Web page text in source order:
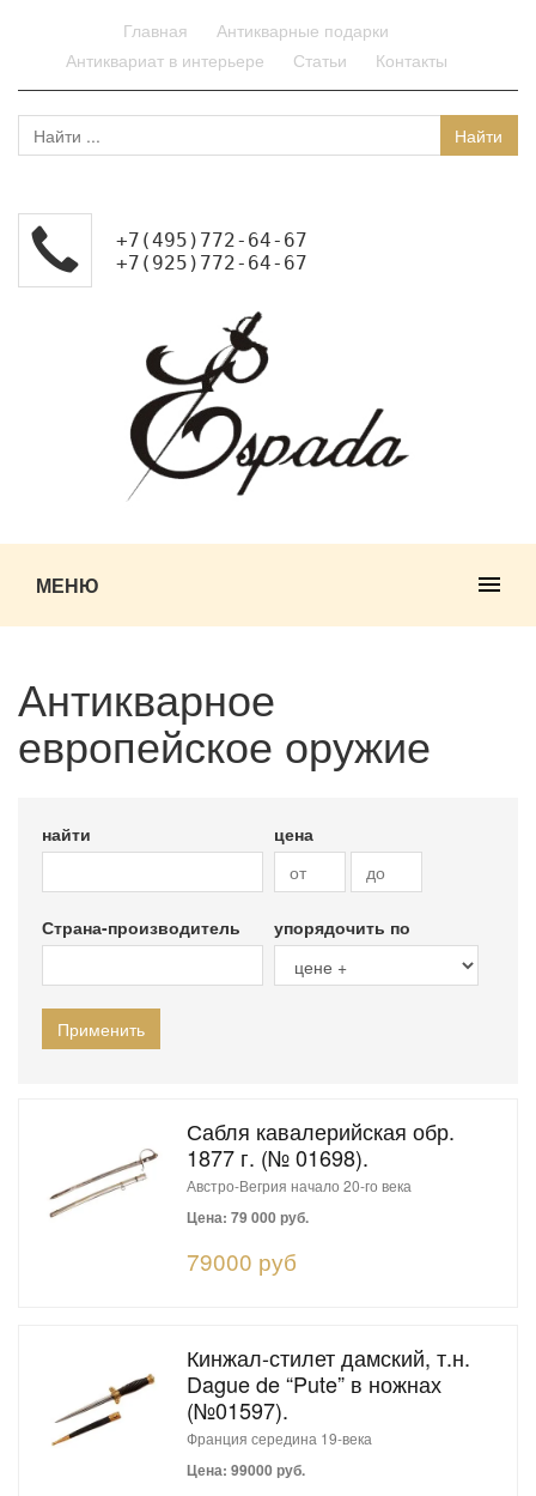
Главная
Антикварные подарки
Антиквариат в интерьере
Статьи Контакты
+7(495)772-64-67
+7(925)772-64-67
МЕНЮ
Антикварное
европейское оружие
найти цена
Страна-производитель упорядочить по
Сабля кавалерийская обр.
1877 г. (№ 01698).
Австро-Вегрия начало 20-го века
Цена: 79 000 руб.
79000 руб
Кинжал-стилет дамский, т.н.
Dague de “Pute” в ножнах
(№01597).
Франция середина 19-века
Цена: 99000 руб.